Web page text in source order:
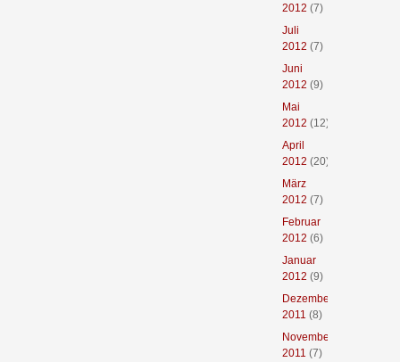
2012 (7)
Juli
2012 (7)
Juni
2012 (9)
Mai
2012 (12)
April
2012 (20)
März
2012 (7)
Februar
2012 (6)
Januar
2012 (9)
Dezember
2011 (8)
November
2011 (7)